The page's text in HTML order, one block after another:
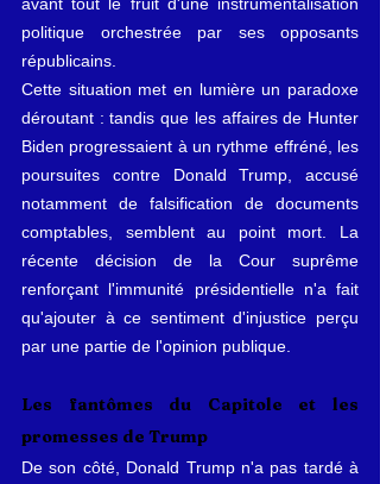
politique orchestrée par ses opposants
républicains.
Cette situation met en lumière un paradoxe
déroutant : tandis que les affaires de Hunter
Biden progressaient à un rythme effréné, les
poursuites contre Donald Trump, accusé
notamment de falsification de documents
comptables, semblent au point mort. La
récente décision de la Cour suprême
renforçant l'immunité présidentielle n'a fait
qu'ajouter à ce sentiment d'injustice perçu
par une partie de l'opinion publique.
Les fantômes du Capitole et les
promesses de Trump
De son côté, Donald Trump n'a pas tardé à